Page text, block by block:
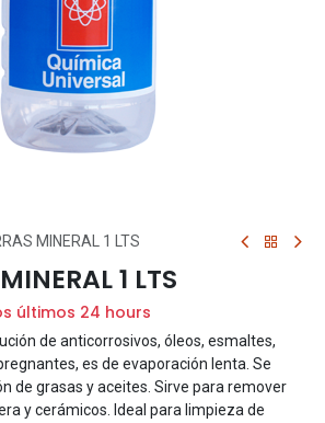
MINERAL 1 LTS
1 LTS
últimos 24 hours
de anticorrosivos, óleos, esmaltes,
es de evaporación lenta. Se
de grasas y aceites. Sirve para remover
y cerámicos. Ideal para limpieza de